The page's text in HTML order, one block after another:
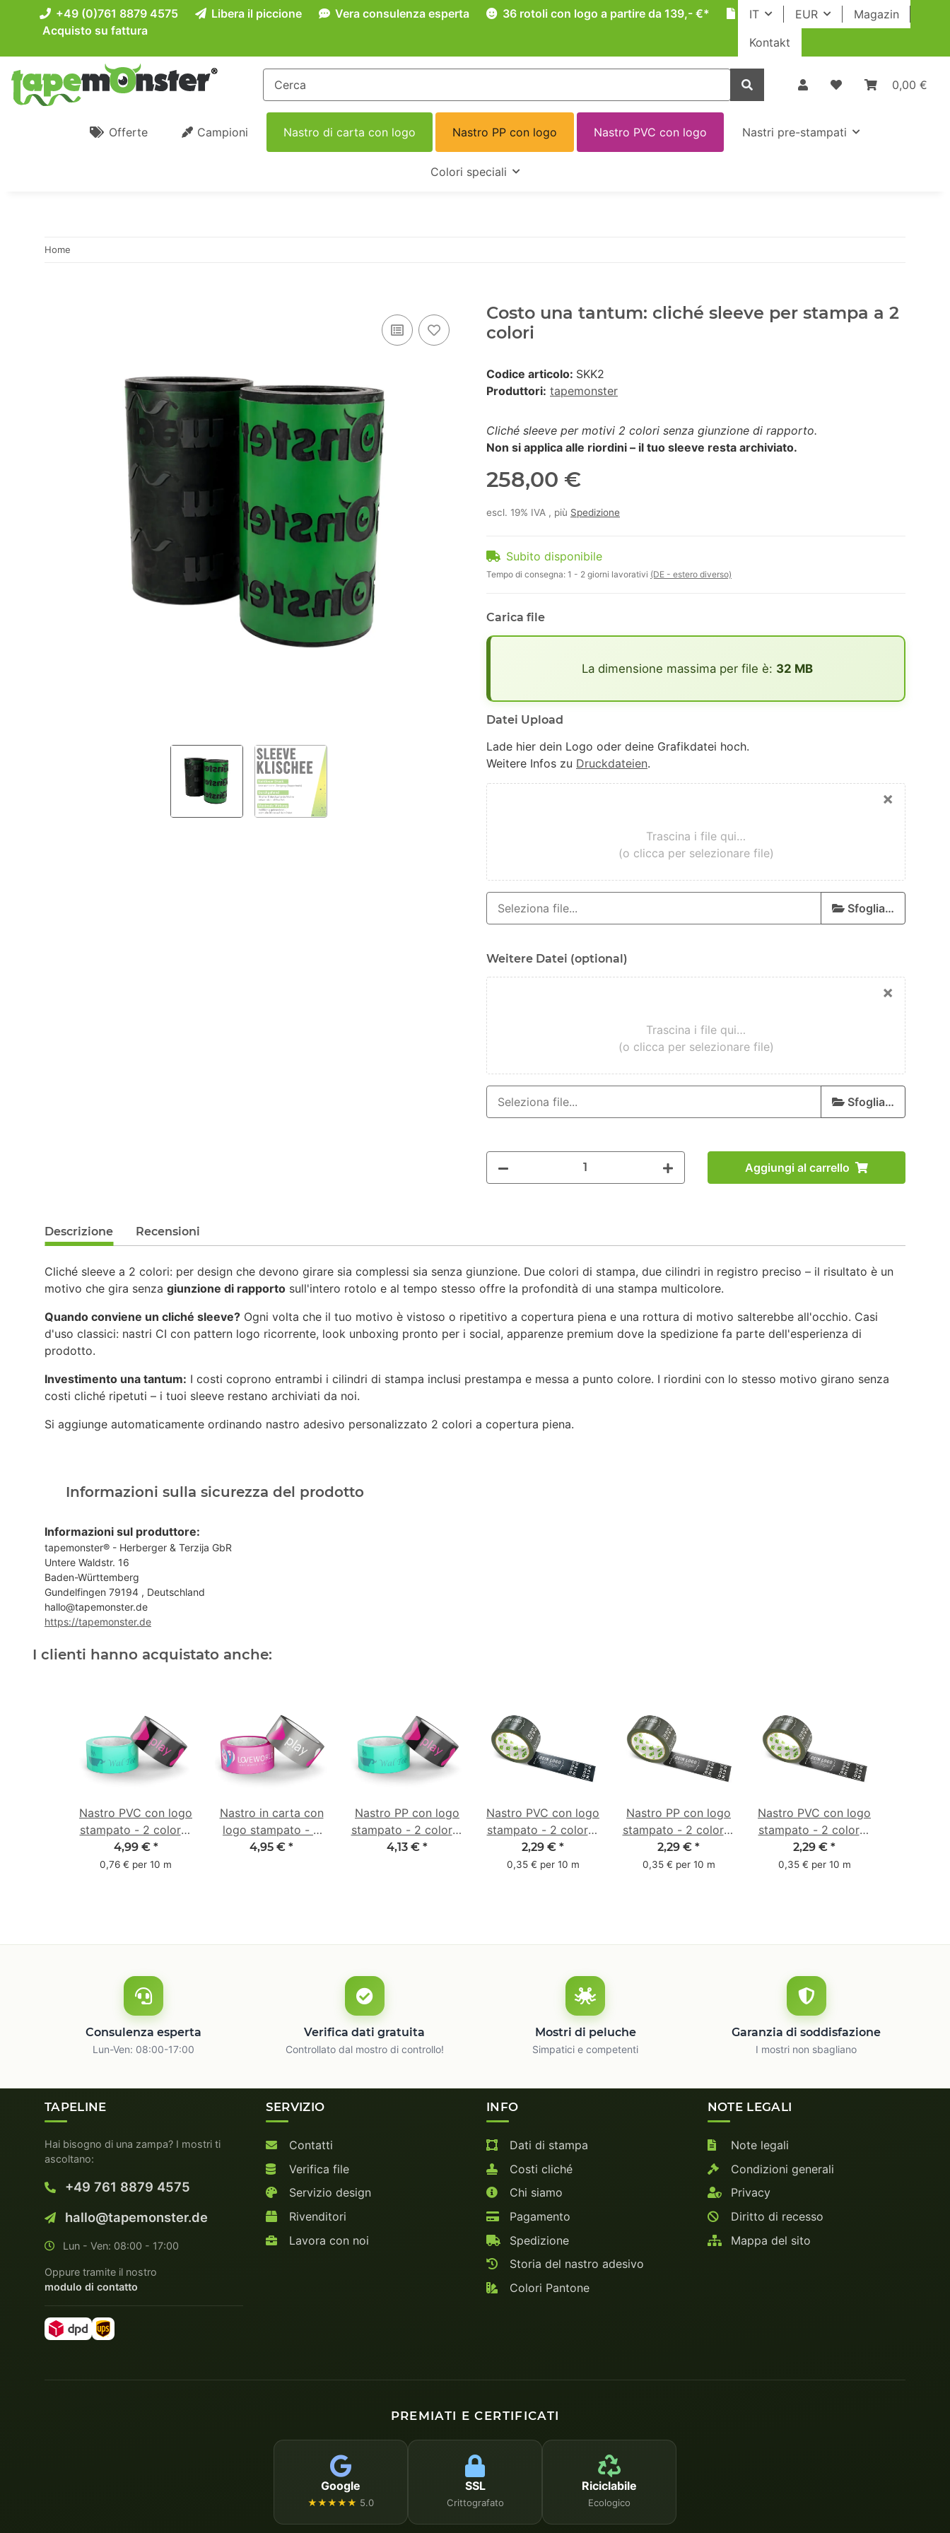
IT EUR
Magazin
Kontakt
+49 (0)761 8879 4575 Libera il piccione Vera consulenza esperta
36 rotoli con logo a partire da 139,- €*
Acquisto su fattura
0,00 €
Offerte Campioni Nastro di carta con logo Nastro PP con logo Nastro PVC con logo Nastri pre-stampati
Colori speciali
Home
Costo una tantum: cliché sleeve per stampa a 2
colori
Codice articolo: SKK2
Produttori: tapemonster
Cliché sleeve per motivi 2 colori senza giunzione di rapporto.
Non si applica alle riordini – il tuo sleeve resta archiviato.
258,00 €
escl. 19% IVA , più Spedizione
Subito disponibile
Tempo di consegna: 1 - 2 giorni lavorativi (DE - estero diverso)
Carica file
La dimensione massima per file è: 32 MB
Datei Upload
Lade hier dein Logo oder deine Grafikdatei hoch.
Weitere Infos zu Druckdateien.
×
Trascina i file qui…
(o clicca per selezionare file)
Sfoglia…
Weitere Datei (optional)
×
Trascina i file qui…
(o clicca per selezionare file)
Sfoglia…
Aggiungi al carrello
Descrizione Recensioni
Cliché sleeve a 2 colori: per design che devono girare sia complessi sia senza giunzione. Due colori di stampa, due cilindri in registro preciso – il risultato è un
motivo che gira senza giunzione di rapporto sull'intero rotolo e al tempo stesso offre la profondità di una stampa multicolore.
Quando conviene un cliché sleeve? Ogni volta che il tuo motivo è vistoso o ripetitivo a copertura piena e una rottura di motivo salterebbe all'occhio. Casi
d'uso classici: nastri CI con pattern logo ricorrente, look unboxing pronto per i social, apparenze premium dove la spedizione fa parte dell'esperienza di
prodotto.
Investimento una tantum: I costi coprono entrambi i cilindri di stampa inclusi prestampa e messa a punto colore. I riordini con lo stesso motivo girano senza
costi cliché ripetuti – i tuoi sleeve restano archiviati da noi.
Si aggiunge automaticamente ordinando nastro adesivo personalizzato 2 colori a copertura piena.
Informazioni sulla sicurezza del prodotto
Informazioni sul produttore:
tapemonster® - Herberger & Terzija GbR
Untere Waldstr. 16
Baden-Württemberg
Gundelfingen 79194 , Deutschland
hallo@tapemonster.de
https://tapemonster.de
I clienti hanno acquistato anche:
Nastro PVC con logo
stampato - 2 colori -
50 mm x 66 m -
colore speciale
4,99 € *
0,76 € per 10 m
Nastro in carta con
logo stampato - 2
colori - 50 mm x 50
4,95 € *
Nastro PP con logo
stampato - 2 colori -
48 mm x 66 m -
4,13 € *
Nastro PVC con logo
stampato - 2 colori -
66 m nero - #101820
2,29 € *
0,35 € per 10 m
Nastro PP con logo
stampato - 2 colori -
66 m nero - CMYK
3/3/0/86 -
2,29 € *
0,35 € per 10 m
Nastro PVC con logo
stampato - 2 colori -
66 m nero -
#222223
2,29 € *
0,35 € per 10 m
Consulenza esperta
Lun-Ven: 08:00-17:00
Verifica dati gratuita
Controllato dal mostro di controllo!
Mostri di peluche
Simpatici e competenti
Garanzia di soddisfazione
I mostri non sbagliano
TAPELINE
Hai bisogno di una zampa? I mostri ti
ascoltano:
+49 761 8879 4575
hallo@tapemonster.de
Lun - Ven: 08:00 - 17:00
Oppure tramite il nostro
modulo di contatto
SERVIZIO
Contatti
Verifica file
Servizio design
Rivenditori
Lavora con noi
INFO
Dati di stampa
Costi cliché
Chi siamo
Pagamento
Spedizione
Storia del nastro adesivo
Colori Pantone
NOTE LEGALI
Note legali
Condizioni generali
Privacy
Diritto di recesso
Mappa del sito
PREMIATI E CERTIFICATI
Google
★★★★★ 5.0
SSL
Crittografato
Riciclabile
Ecologico